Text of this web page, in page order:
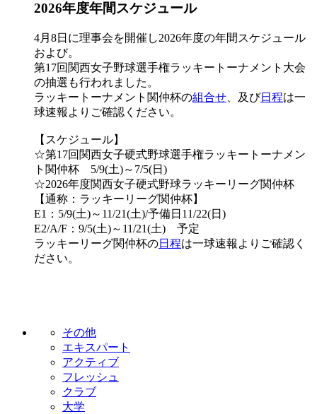
2026年度年間スケジュール
4月8日に理事会を開催し2026年度の年間スケジュール
および。
第17回関西女子野球選手権ラッキートーナメント大会
の抽選も行われました。
ラッキートーナメント関仲杯の組合せ 、及び日程は一
球速報よりご確認ください。
【スケジュール】
☆第17回関西女子硬式野球選手権ラッキートーナメン
ト関仲杯 5/9(土)～7/5(日)
☆2026年度関西女子硬式野球ラッキーリーグ関仲杯
【通称：ラッキーリーグ関仲杯】
E1：5/9(土)～11/21(土)/予備日11/22(日)
E2/A/F：9/5(土)～11/21(土) 予定
ラッキーリーグ関仲杯の日程は一球速報よりご確認く
ださい。
その他
エキスパート
アクティブ
フレッシュ
クラブ
大学